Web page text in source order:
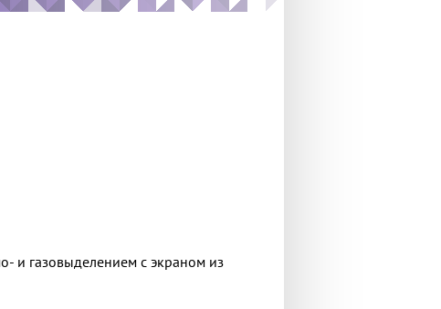
и газовыделением с экраном из